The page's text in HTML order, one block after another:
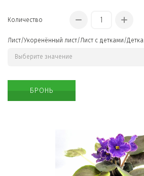
Количество
Лист/Укоренённый лист/Лист с детками/Детка
БРОНЬ